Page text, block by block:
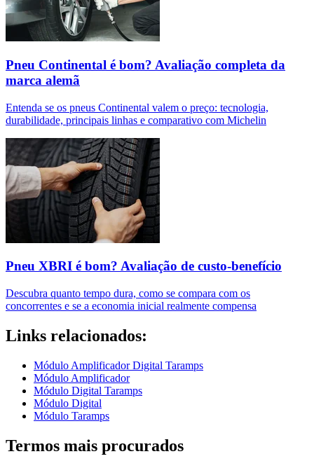
Pneu Continental é bom? Avaliação completa da
marca alemã
Entenda se os pneus Continental valem o preço: tecnologia,
durabilidade, principais linhas e comparativo com Michelin
Pneu XBRI é bom? Avaliação de custo-benefício
Descubra quanto tempo dura, como se compara com os
concorrentes e se a economia inicial realmente compensa
Links relacionados:
Módulo Amplificador Digital Taramps
Módulo Amplificador
Módulo Digital Taramps
Módulo Digital
Módulo Taramps
Termos mais procurados